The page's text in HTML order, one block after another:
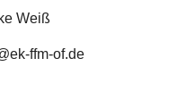
Weiß
ffm-of.de